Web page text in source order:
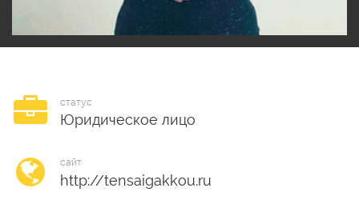
статус
Юридическое лицо
сайт